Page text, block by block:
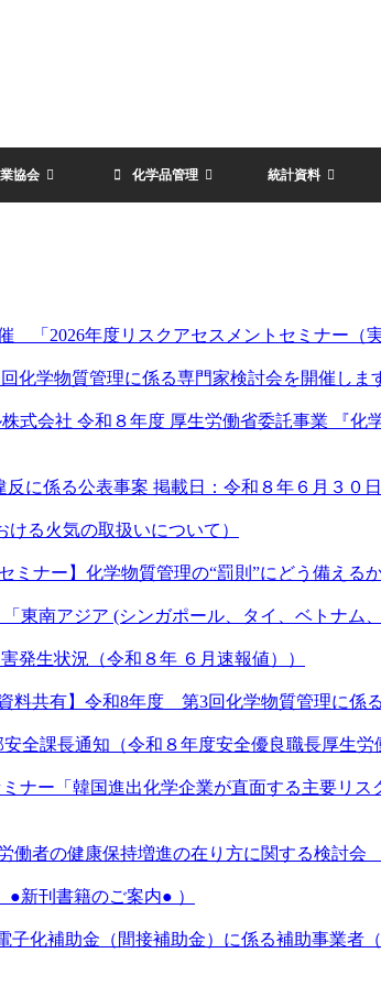
協会 化学品管理 統計資料
「2026年度リスクアセスメントセミナー（
化学物質管理に係る専門家検討会を開催しま
式会社 令和８年度 厚生労働省委託事業 『
に係る公表事案 掲載日：令和８年６月３０日
る火気の取扱いについて）
ナー】化学物質管理の“罰則”にどう備える
東南アジア (シンガポール、タイ、ベトナム
発生状況（令和８年 ６月速報値））
料共有】令和8年度 第3回化学物質管理に係
全課長通知（令和８年度安全優良職長厚生
ナー「韓国進出化学企業が直面する主要リ
働者の健康保持増進の在り方に関する検討会
新刊書籍のご案内● ）
化補助金（間接補助金）に係る補助事業者